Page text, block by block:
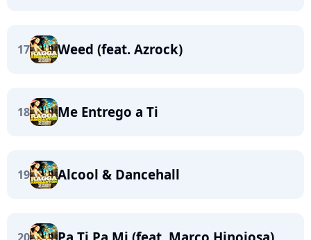
17 Weed (feat. Azrock)
18 Me Entrego a Ti
19 Alcool & Dancehall